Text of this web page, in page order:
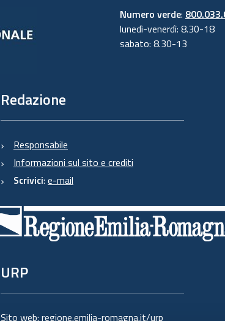
Numero verde:
lunedì-venerdì: 8.30-18
sabato: 8.30-13
Redazione
Responsabile
Informazioni sul sito e crediti
Scrivici: e-mail
URP
Sito web: regione.emilia-romagna.it/urp